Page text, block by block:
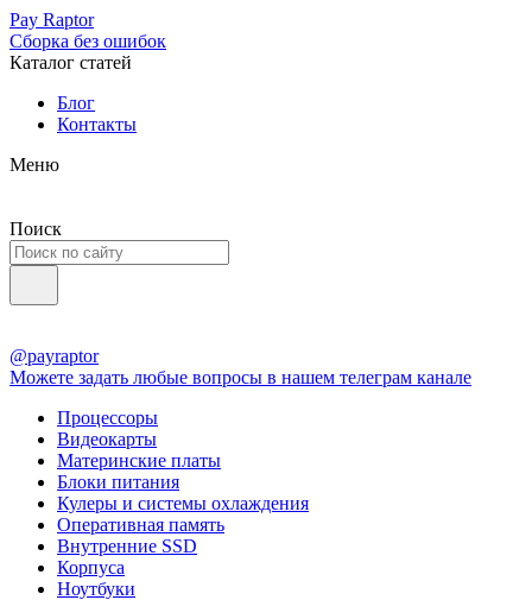
Pay Raptor
Сборка без ошибок
Каталог статей
Блог
Контакты
Меню
Поиск
@payraptor
Можете задать любые вопросы в нашем телеграм канале
Процессоры
Видеокарты
Материнские платы
Блоки питания
Кулеры и системы охлаждения
Оперативная память
Внутренние SSD
Корпуса
Ноутбуки